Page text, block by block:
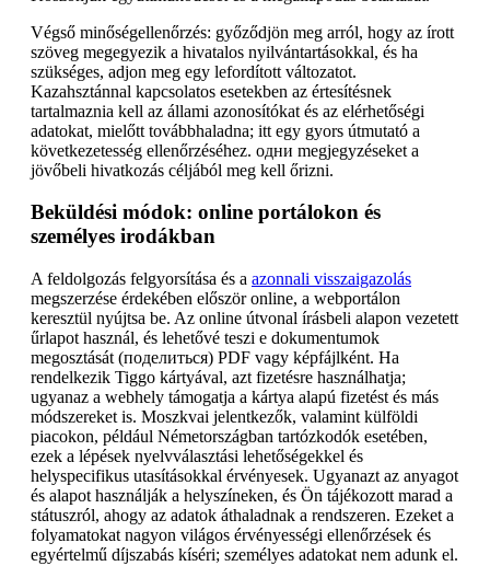
Végső minőségellenőrzés: győződjön meg arról, hogy az írott
szöveg megegyezik a hivatalos nyilvántartásokkal, és ha
szükséges, adjon meg egy lefordított változatot.
Kazahsztánnal kapcsolatos esetekben az értesítésnek
tartalmaznia kell az állami azonosítókat és az elérhetőségi
adatokat, mielőtt továbbhaladna; itt egy gyors útmutató a
következetesség ellenőrzéséhez. одни megjegyzéseket a
jövőbeli hivatkozás céljából meg kell őrizni.
Beküldési módok: online portálokon és
személyes irodákban
A feldolgozás felgyorsítása és a azonnali visszaigazolás
megszerzése érdekében először online, a webportálon
keresztül nyújtsa be. Az online útvonal írásbeli alapon vezetett
űrlapot használ, és lehetővé teszi e dokumentumok
megosztását (поделиться) PDF vagy képfájlként. Ha
rendelkezik Tiggo kártyával, azt fizetésre használhatja;
ugyanaz a webhely támogatja a kártya alapú fizetést és más
módszereket is. Moszkvai jelentkezők, valamint külföldi
piacokon, például Németországban tartózkodók esetében,
ezek a lépések nyelvválasztási lehetőségekkel és
helyspecifikus utasításokkal érvényesek. Ugyanazt az anyagot
és alapot használják a helyszíneken, és Ön tájékozott marad a
státuszról, ahogy az adatok áthaladnak a rendszeren. Ezeket a
folyamatokat nagyon világos érvényességi ellenőrzések és
egyértelmű díjszabás kíséri; személyes adatokat nem adunk el.